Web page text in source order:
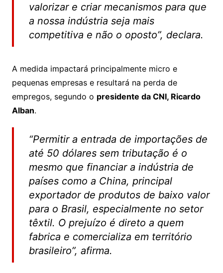
valorizar e criar mecanismos para que
a nossa indústria seja mais
competitiva e não o oposto”, declara.
A medida impactará principalmente micro e
pequenas empresas e resultará na perda de
empregos, segundo o presidente da CNI, Ricardo
Alban.
“Permitir a entrada de importações de
até 50 dólares sem tributação é o
mesmo que financiar a indústria de
países como a China, principal
exportador de produtos de baixo valor
para o Brasil, especialmente no setor
têxtil. O prejuízo é direto a quem
fabrica e comercializa em território
brasileiro”, afirma.